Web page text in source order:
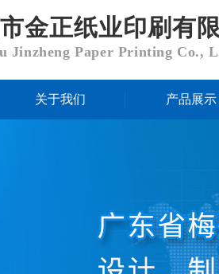
金正纸业印刷有
Jinzheng Paper Printing Co.,
关于我们 产品展示